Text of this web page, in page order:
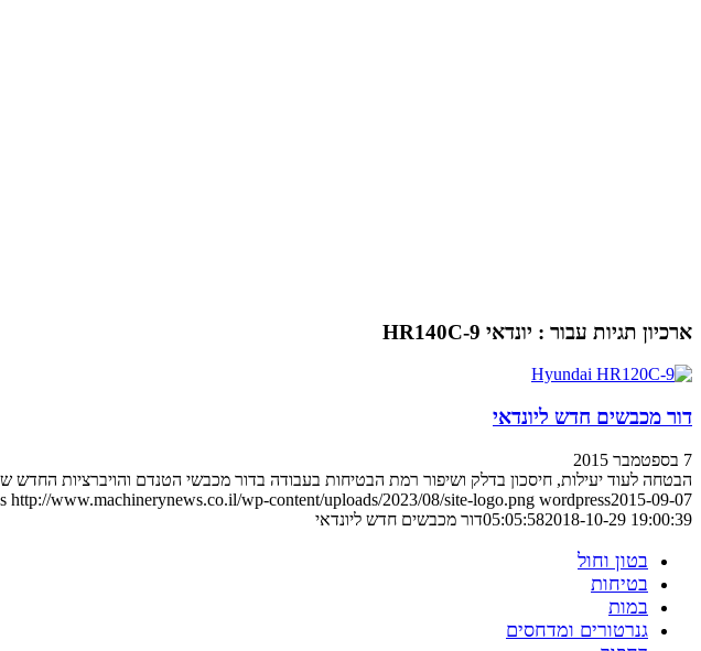
ארכיון תגיות עבור : יונדאי HR140C-9
דור מכבשים חדש ליונדאי
7 בספטמבר 2015
הבטחה לעוד יעילות, חיסכון בדלק ושיפור רמת הבטיחות בעבודה בדור מכבשי הטנדם והויברציות החדש
http://www.machinerynews.co.il/wp-content/uploads/2023/08/site-logo.png wordpress2015-09-07
05:05:582018-10-29 19:00:39 דור מכבשים חדש ליונדאי
בטון וחול
בטיחות
במות
גנרטורים ומדחסים